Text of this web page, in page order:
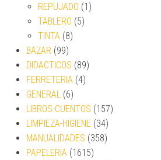
REPUJADO (1)
TABLERO (5)
TINTA (8)
BAZAR (99)
DIDACTICOS (89)
FERRETERIA (4)
GENERAL (6)
LIBROS-CUENTOS (157)
LIMPIEZA-HIGIENE (34)
MANUALIDADES (358)
PAPELERIA (1615)